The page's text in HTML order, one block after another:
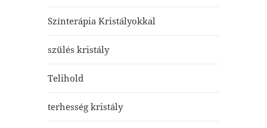
Színterápia Kristályokkal
szülés kristály
Telihold
terhesség kristály